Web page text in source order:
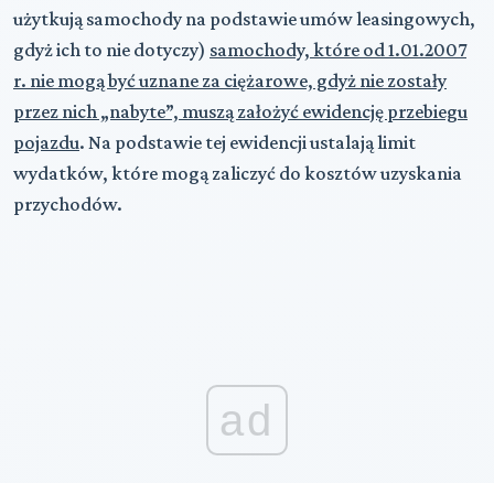
użytkują samochody na podstawie umów leasingowych,
gdyż ich to nie dotyczy) samochody, które od 1.01.2007
r. nie mogą być uznane za ciężarowe, gdyż nie zostały
przez nich „nabyte”, muszą założyć ewidencję przebiegu
pojazdu. Na podstawie tej ewidencji ustalają limit
wydatków, które mogą zaliczyć do kosztów uzyskania
przychodów.
ad